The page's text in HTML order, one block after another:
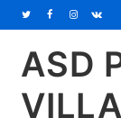
al
contenuto
ASD